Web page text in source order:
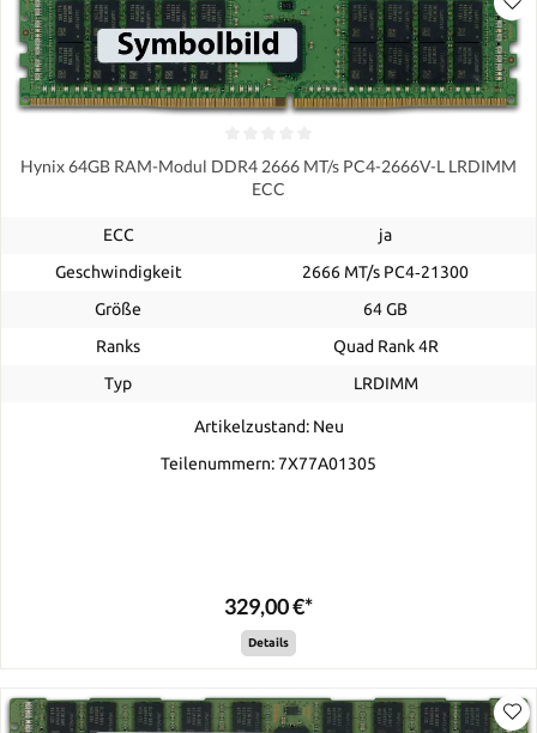
Hynix 64GB RAM-Modul DDR4 2666 MT/s PC4-2666V-L LRDIMM
ECC
ECC
ja
Geschwindigkeit
2666 MT/s PC4‑21300
Größe
64 GB
Ranks
Quad Rank 4R
Typ
LRDIMM
Artikelzustand: Neu
Teilenummern: 7X77A01305
329,00 €*
Details